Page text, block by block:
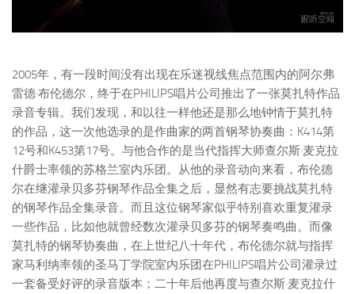
2005年，有一段时间没有出现在乐迷视线焦点范围内的阿尔弗
雷德·布伦德尔，终于在PHILIPS唱片公司推出了一张莫扎特作品
录音专辑。我们发现，和以往一样他还是那么地钟情于莫扎特
的作品，这一次他选录的是作曲家的两首钢琴协奏曲：K414第
12号和K453第17号。与他合作的是当代指挥大师查尔斯·麦克拉
什爵士率领的苏格兰室内乐团。从他的录音动向来看，布伦德
尔在继灌录贝多芬钢琴作品全集之后，显然有志要挑战莫扎特
的钢琴作品全集录音。而且这位钢琴家似乎特别喜欢重复灌录
一些作品，比如他就曾经数次灌录贝多芬的钢琴奏鸣曲。而像
莫扎特的钢琴协奏曲，在上世纪八十年代，布伦德尔就与指挥
家马利纳率领的圣马丁学院室内乐团在PHILIPS唱片公司灌录过
一套备受好评的录音版本；二十年后他再度与查尔斯·麦克拉什